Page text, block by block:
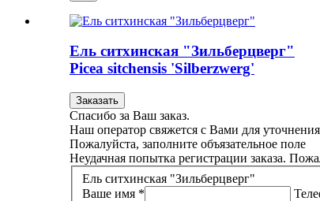
Ель ситхинская "Зильберцверг"
Picea sitchensis 'Silberzwerg'
Заказать
Спасибо за Ваш заказ.
Наш оператор свяжется с Вами для
Пожалуйста, заполните объязательное поле
Неудачная попытка регистрации заказа.
Ель ситхинская "Зильберцверг"
Ваше имя *